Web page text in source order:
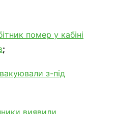
помер у кабіні
;
з-під
виявили